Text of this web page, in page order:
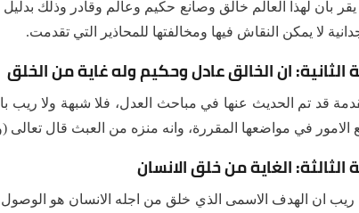
يقر بان لهذا العالم خالق وصانع حكيم وعالم وقادر وذلك
لا يمكن النقاش فيها ومخالفتها للمحاذير التي تقدمت.
الثانية: ان الخالق عادل وحكيم وله غاية من الخلق
قد تم الحديث عنها في مباحث العدل، فلا شبهة ولا ريب
في مواضعها المقررة، وانه منزه من العبث قال تعالى
الغاية من خلق الانسان
ريب ان الهدف الاسمى الذي خلق من اجله الانسان هو الوصول